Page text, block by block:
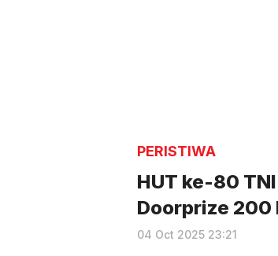
PERISTIWA
HUT ke-80
Doorprize
04 Oct 2025 23:21